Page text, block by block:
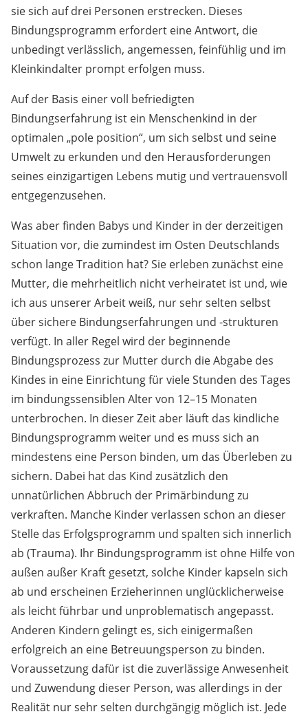
sie sich auf drei Personen erstrecken. Dieses
Bindungsprogramm erfordert eine Antwort, die
unbedingt verlässlich, angemessen, feinfühlig und im
Kleinkindalter prompt erfolgen muss.
Auf der Basis einer voll befriedigten
Bindungserfahrung ist ein Menschenkind in der
optimalen „pole position“, um sich selbst und seine
Umwelt zu erkunden und den Herausforderungen
seines einzigartigen Lebens mutig und vertrauensvoll
entgegenzusehen.
Was aber finden Babys und Kinder in der derzeitigen
Situation vor, die zumindest im Osten Deutschlands
schon lange Tradition hat? Sie erleben zunächst eine
Mutter, die mehrheitlich nicht verheiratet ist und, wie
ich aus unserer Arbeit weiß, nur sehr selten selbst
über sichere Bindungserfahrungen und -strukturen
verfügt. In aller Regel wird der beginnende
Bindungsprozess zur Mutter durch die Abgabe des
Kindes in eine Einrichtung für viele Stunden des Tages
im bindungssensiblen Alter von 12–15 Monaten
unterbrochen. In dieser Zeit aber läuft das kindliche
Bindungsprogramm weiter und es muss sich an
mindestens eine Person binden, um das Überleben zu
sichern. Dabei hat das Kind zusätzlich den
unnatürlichen Abbruch der Primärbindung zu
verkraften. Manche Kinder verlassen schon an dieser
Stelle das Erfolgsprogramm und spalten sich innerlich
ab (Trauma). Ihr Bindungsprogramm ist ohne Hilfe von
außen außer Kraft gesetzt, solche Kinder kapseln sich
ab und erscheinen Erzieherinnen unglücklicherweise
als leicht führbar und unproblematisch angepasst.
Anderen Kindern gelingt es, sich einigermaßen
erfolgreich an eine Betreuungsperson zu binden.
Voraussetzung dafür ist die zuverlässige Anwesenheit
und Zuwendung dieser Person, was allerdings in der
Realität nur sehr selten durchgängig möglich ist. Jede